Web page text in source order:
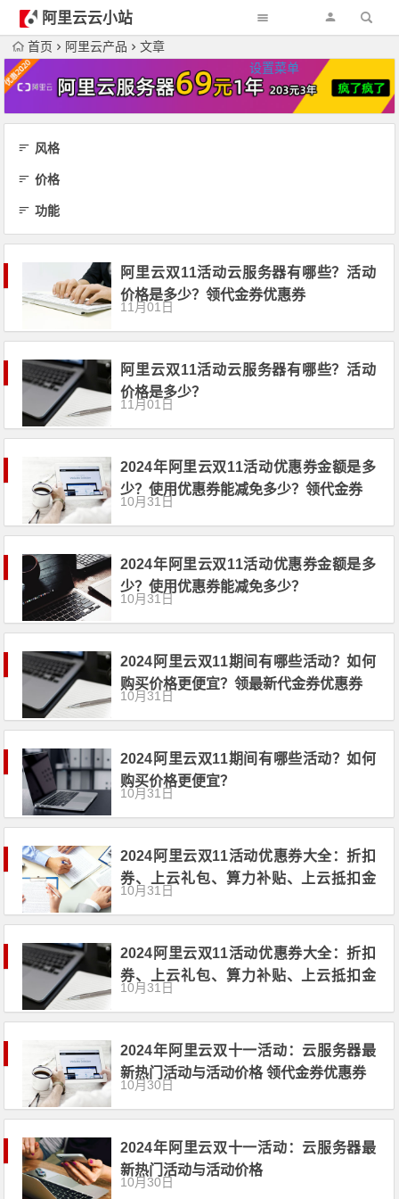
阿里云云小站
设置菜单
首页 阿里云产品 文章
风格
价格
功能
阿里云双11活动云服务器有哪些？活动
价格是多少？领代金券优惠券
11月01日
阿里云双11活动云服务器有哪些？活动
价格是多少？
11月01日
2024年阿里云双11活动优惠券金额是多
少？使用优惠券能减免多少？领代金券
10月31日
2024年阿里云双11活动优惠券金额是多
少？使用优惠券能减免多少？
10月31日
2024阿里云双11期间有哪些活动？如何
购买价格更便宜？领最新代金券优惠券
10月31日
2024阿里云双11期间有哪些活动？如何
购买价格更便宜？
10月31日
2024阿里云双11活动优惠券大全：折扣
券、上云礼包、算力补贴、上云抵扣金
都有 领代金券
10月31日
2024阿里云双11活动优惠券大全：折扣
券、上云礼包、算力补贴、上云抵扣金
都有
10月31日
2024年阿里云双十一活动：云服务器最
新热门活动与活动价格 领代金券优惠券
10月30日
2024年阿里云双十一活动：云服务器最
新热门活动与活动价格
10月30日